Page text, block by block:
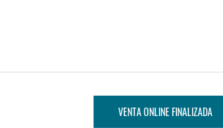
VENTA ONLINE FINALIZADA